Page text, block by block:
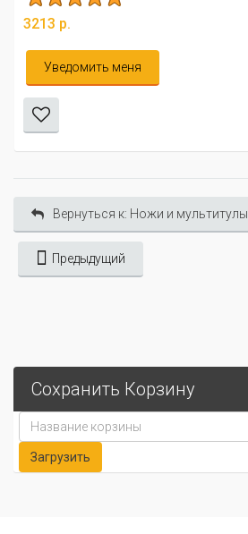
3213 р.
Уведомить меня
Вернуться к: Ножи и
Предыдущий
Сохранить Корзину